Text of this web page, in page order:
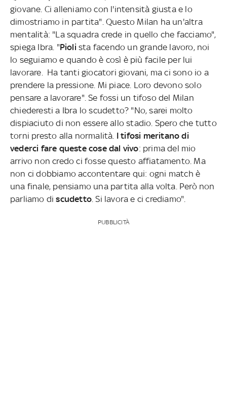
giovane. Ci alleniamo con l'intensità giusta e lo
dimostriamo in partita". Questo Milan ha un'altra
mentalità: "La squadra crede in quello che facciamo",
spiega Ibra. "Piolista facendo un grande lavoro, noi
lo seguiamo e quando è così è più facile per lui
lavorare. Ha tanti giocatori giovani, ma ci sono io a
prendere la pressione. Mi piace. Loro devono solo
pensare a lavorare". Se fossi un tifoso del Milan
chiederesti a Ibra lo scudetto? "No, sarei molto
dispiaciuto di non essere allo stadio. Spero che tutto
torni presto alla normalità. I tifosi meritano di
vederci fare queste cose dal vivo: prima del mio
arrivo non credo ci fosse questo affiatamento. Ma
non ci dobbiamo accontentare qui: ogni match è
una finale, pensiamo una partita alla volta. Però non
parliamo discudetto . Si lavora e ci crediamo".
PUBBLICITÀ